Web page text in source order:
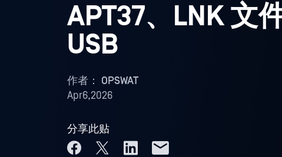
APT37、LNK 文
USB
作者： OPSWAT
Apr6,2026
分享此贴